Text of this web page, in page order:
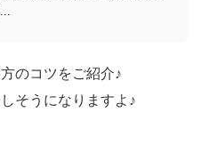
のコツをご紹介♪
そうになりますよ♪